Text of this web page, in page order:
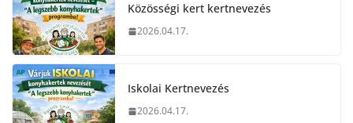
Közösségi kert kertnevezés
2026.04.17.
Iskolai Kertnevezés
2026.04.17.